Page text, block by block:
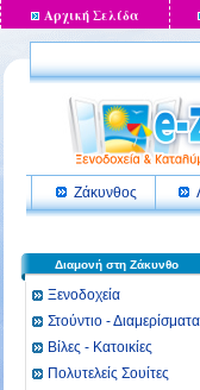
Αρχική Σελίδα
Ζάκυνθος
Διαμονή στη Ζάκυνθο
Ξενοδοχεία
Στούντιο - Διαμερίσματα
Βίλες - Κατοικίες
Πολυτελείς Σουίτες